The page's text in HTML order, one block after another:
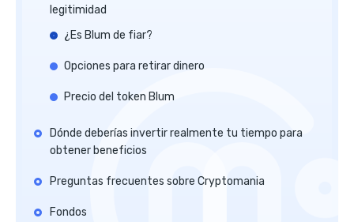
legitimidad
¿Es Blum de fiar?
Opciones para retirar dinero
Precio del token Blum
Dónde deberías invertir realmente tu tiempo para
obtener beneficios
Preguntas frecuentes sobre Cryptomania
Fondos